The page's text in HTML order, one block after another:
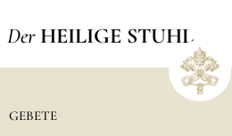
Der HEILIGE STUHL
GEBETE